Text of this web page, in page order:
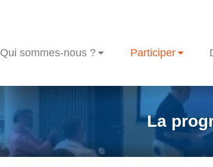
Qui sommes-nous ? Participer
La